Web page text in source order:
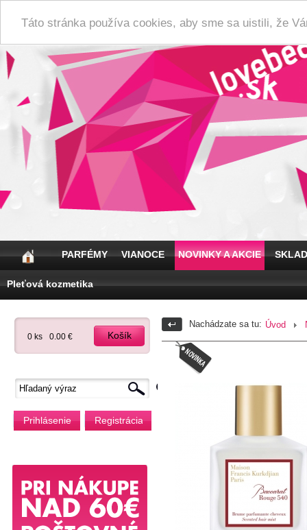
Táto stránka používa cookies, aby sme sa uistili, že
PARFÉMY VIANOCE NOVINKY A AKCIE
Pleťová kozmetika
0 ks 0.00 € Košík
Prihlásenie Registrácia
Nachádzate sa tu: Úvod